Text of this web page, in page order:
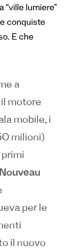
“ville lumiere”
conquiste
E che
a
motore
mobile, i
milioni)
per le
il nuovo